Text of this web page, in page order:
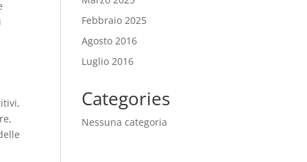
Febbraio 2025
Agosto 2016
Luglio 2016
Categories
Nessuna categoria